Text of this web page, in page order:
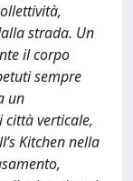
strada. Un
il corpo
sempre
un
verticale,
Kitchen nella